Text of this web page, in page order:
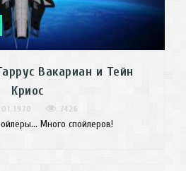
Вакариан и Тейн
Криос
7426
Много спойлеров!